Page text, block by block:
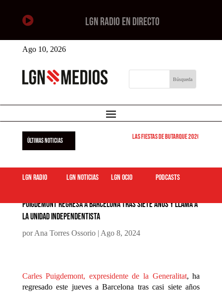
 LGN RADIO EN DIRECTO
Ago 10, 2026
ÚLTIMAS NOTICIAS Las Fiestas de Butarque 2026 arrancan
LGN Radio LGN Noticias LGN ocio podcasts
Puigdemont regresa a Barcelona tras siete años y llama a
la unidad independentista
porAna Torres Ossorio| Ago 8, 2024
Carles Puigdemont, expresidente de la Generalitat, ha
regresado este jueves a Barcelona tras casi siete años